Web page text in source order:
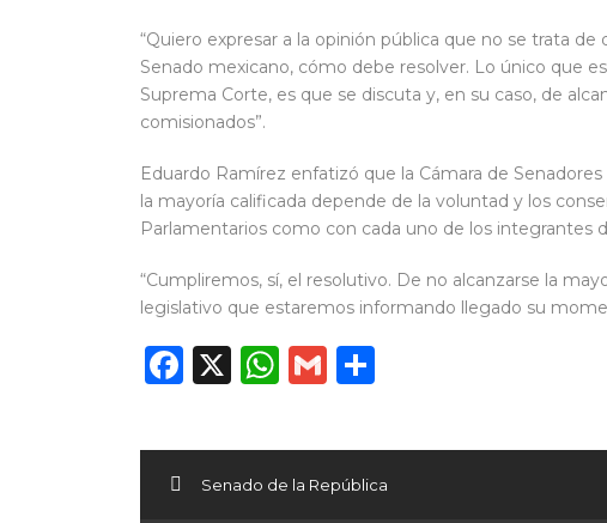
“Quiero expresar a la opinión pública que no se trata
Senado mexicano, cómo debe resolver. Lo único que
Suprema Corte, es que se discuta y, en su caso, de
comisionados”.
Eduardo Ramírez enfatizó que la Cámara de
la mayoría calificada depende de la voluntad y los
Parlamentarios como con cada uno de los integrantes
“Cumpliremos, sí, el resolutivo. De no alcanzarse la
legislativo que estaremos informando llegado su
Facebook
X WhatsApp
Gmail
Senado de la República